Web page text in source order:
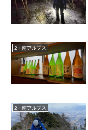
2・南アルプス
2・南アルプス